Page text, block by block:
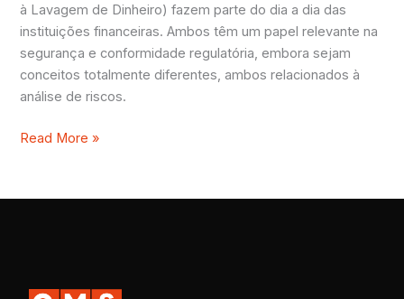
à Lavagem de Dinheiro) fazem parte do dia a dia das
instituições financeiras. Ambos têm um papel relevante na
segurança e conformidade regulatória, embora sejam
conceitos totalmente diferentes, ambos relacionados à
análise de riscos.
Read More »